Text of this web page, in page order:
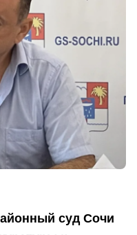
суд Сочи